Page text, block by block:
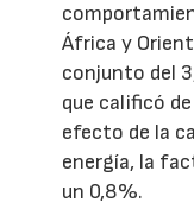
África y
conjunto del
que calificó
efecto de la
energía, la
un 0,8%.